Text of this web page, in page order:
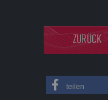
ZURÜCK
teilen